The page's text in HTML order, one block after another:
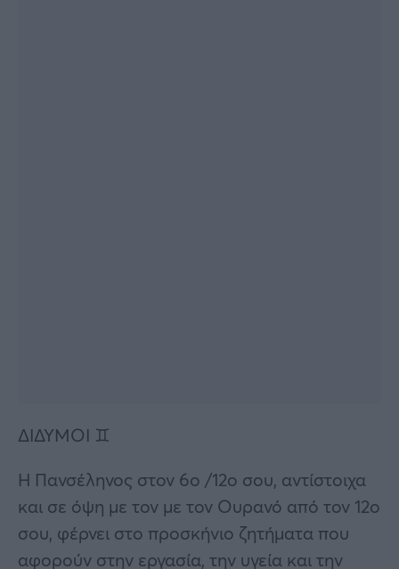
ΔΙΔΥΜΟΙ ♊
Η Πανσέληνος στον 6ο /12ο σου, αντίστοιχα
και σε όψη με τον με τον Ουρανό από τον 12ο
σου, φέρνει στο προσκήνιο ζητήματα που
αφορούν στην εργασία, την υγεία και την